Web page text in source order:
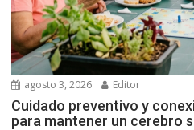
agosto 3, 2026 Editor
Cuidado preventivo y
para mantener un cerebro